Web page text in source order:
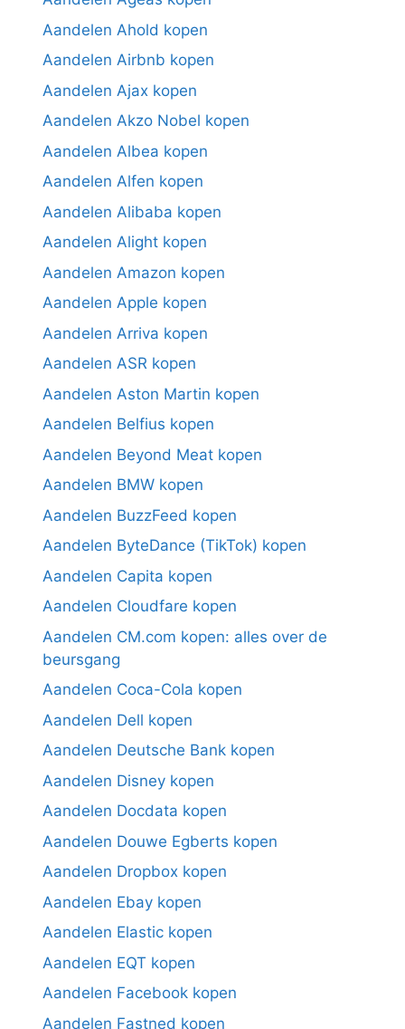
Aandelen Ahold kopen
Aandelen Airbnb kopen
Aandelen Ajax kopen
Aandelen Akzo Nobel kopen
Aandelen Albea kopen
Aandelen Alfen kopen
Aandelen Alibaba kopen
Aandelen Alight kopen
Aandelen Amazon kopen
Aandelen Apple kopen
Aandelen Arriva kopen
Aandelen ASR kopen
Aandelen Aston Martin kopen
Aandelen Belfius kopen
Aandelen Beyond Meat kopen
Aandelen BMW kopen
Aandelen BuzzFeed kopen
Aandelen ByteDance (TikTok) kopen
Aandelen Capita kopen
Aandelen Cloudfare kopen
Aandelen CM.com kopen: alles over de
beursgang
Aandelen Coca-Cola kopen
Aandelen Dell kopen
Aandelen Deutsche Bank kopen
Aandelen Disney kopen
Aandelen Docdata kopen
Aandelen Douwe Egberts kopen
Aandelen Dropbox kopen
Aandelen Ebay kopen
Aandelen Elastic kopen
Aandelen EQT kopen
Aandelen Facebook kopen
Aandelen Fastned kopen